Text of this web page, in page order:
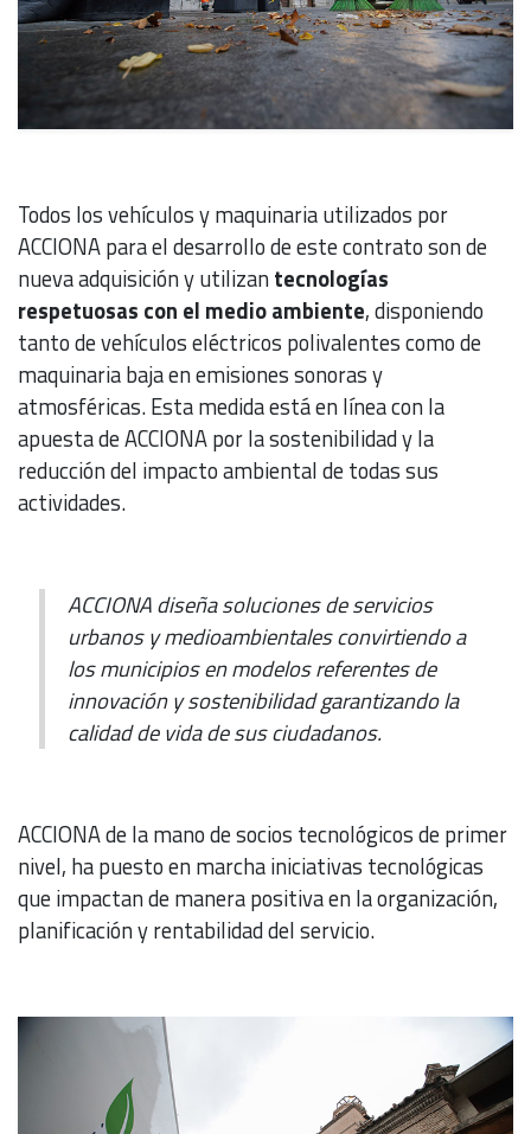
Todos los vehículos y maquinaria utilizados por
ACCIONA para el desarrollo de este contrato son de
nueva adquisición y utilizantecnologías
respetuosas con el medio ambiente, disponiendo
tanto de vehículos eléctricos polivalentes como de
maquinaria baja en emisiones sonoras y
atmosféricas. Esta medida está en línea con la
apuesta de ACCIONA por la sostenibilidad y la
reducción del impacto ambiental de todas sus
actividades.
ACCIONA diseña soluciones de servicios
urbanos y medioambientales convirtiendo a
los municipios en modelos referentes de
innovación y sostenibilidad garantizando la
calidad de vida de sus ciudadanos.
ACCIONA de la mano de socios tecnológicos de primer
nivel, ha puesto en marcha iniciativas tecnológicas
que impactan de manera positiva en la organización,
planificación y rentabilidad del servicio.